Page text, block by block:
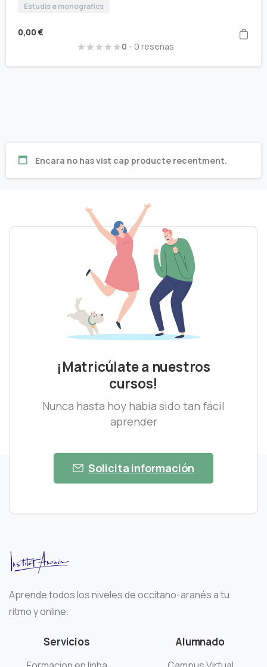
Estudis e monografics
0,00 €
0 - 0 reseñas
Encara no has vist cap producte recentment.
¡Matricúlate a nuestros
cursos!
Nunca hasta hoy había sido tan fácil
aprender
Solicita información
Aprende todos los niveles de occitano-aranés a tu
ritmo y online.
Servicios Alumnado